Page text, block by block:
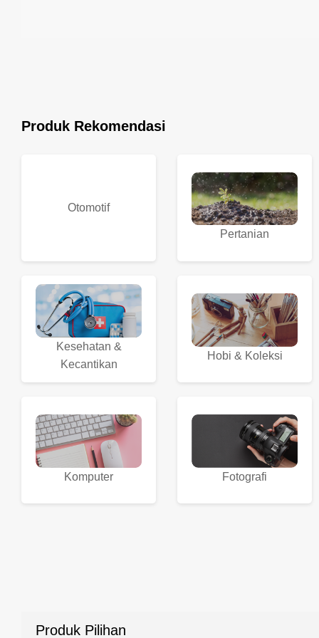
Produk Rekomendasi
Otomotif
Pertanian
Kesehatan &
Kecantikan
Hobi & Koleksi
Komputer Fotografi
Produk Pilihan